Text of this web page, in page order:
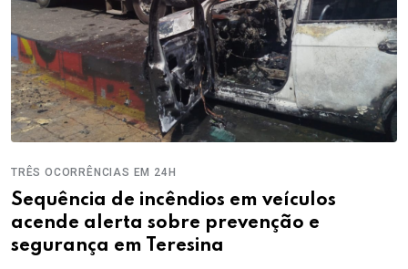
TRÊS OCORRÊNCIAS EM 24H
Sequência de incêndios em veículos
acende alerta sobre prevenção e
segurança em Teresina